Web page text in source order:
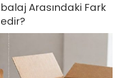
Arasındaki Fark